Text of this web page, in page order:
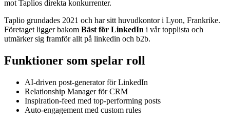
mot Taplios direkta konkurrenter.
Taplio grundades 2021 och har sitt huvudkontor i Lyon, Frankrike.
Företaget ligger bakom Bäst för LinkedIn i vår topplista och
utmärker sig framför allt på linkedin och b2b.
Funktioner som spelar roll
AI-driven post-generator för LinkedIn
Relationship Manager för CRM
Inspiration-feed med top-performing posts
Auto-engagement med custom rules